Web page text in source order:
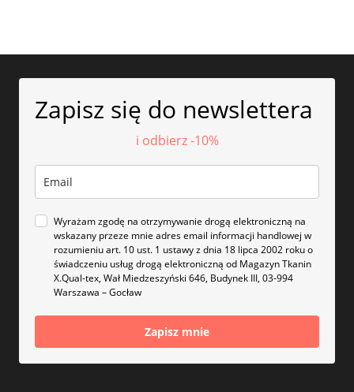
Zapisz się do newslettera
i odbierz -10%
Wyrażam zgodę na otrzymywanie drogą elektroniczną na
wskazany przeze mnie adres email informacji handlowej w
rozumieniu art. 10 ust. 1 ustawy z dnia 18 lipca 2002 roku o
świadczeniu usług drogą elektroniczną od Magazyn Tkanin
X.Qual-tex, Wał Miedzeszyński 646, Budynek III, 03-994
Warszawa – Gocław
Zapisz mnie